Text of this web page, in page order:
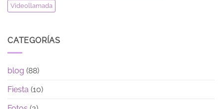
Videollamada
CATEGORÍAS
blog (88)
Fiesta (10)